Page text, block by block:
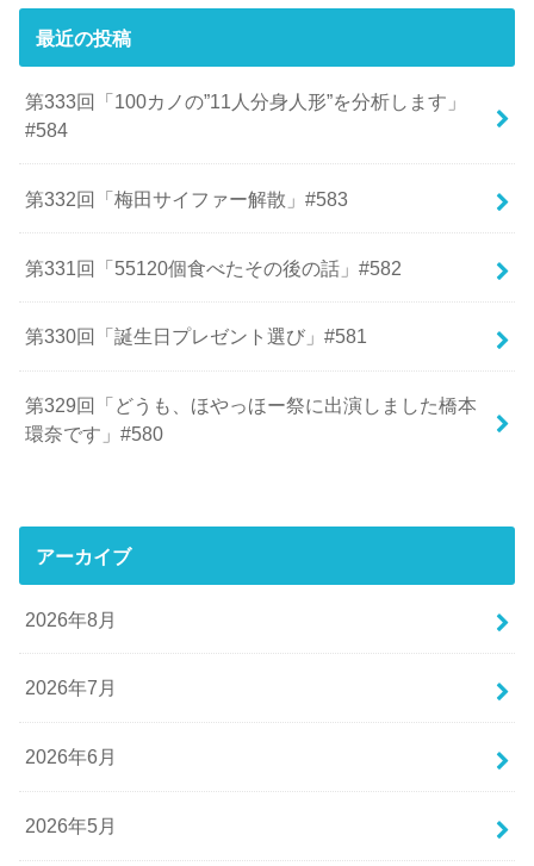
最近の投稿
第333回「100カノの”11人分身人形”を分析します」
#584
第332回「梅田サイファー解散」#583
第331回「55120個食べたその後の話」#582
第330回「誕生日プレゼント選び」#581
第329回「どうも、ほやっほー祭に出演しました橋本
環奈です」#580
アーカイブ
2026年8月
2026年7月
2026年6月
2026年5月